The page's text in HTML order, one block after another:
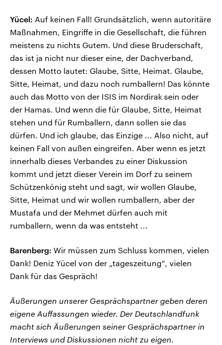
Yücel: Auf keinen Fall! Grundsätzlich, wenn autoritäre
Maßnahmen, Eingriffe in die Gesellschaft, die führen
meistens zu nichts Gutem. Und diese Bruderschaft,
das ist ja nicht nur dieser eine, der Dachverband,
dessen Motto lautet: Glaube, Sitte, Heimat. Glaube,
Sitte, Heimat, und dazu noch rumballern! Das könnte
auch das Motto von der ISIS im Nordirak sein oder
der Hamas. Und wenn die für Glaube, Sitte, Heimat
stehen und für Rumballern, dann sollen sie das
dürfen. Und ich glaube, das Einzige ... Also nicht, auf
keinen Fall von außen eingreifen. Aber wenn es jetzt
innerhalb dieses Verbandes zu einer Diskussion
kommt und jetzt dieser Verein im Dorf zu seinem
Schützenkönig steht und sagt, wir wollen Glaube,
Sitte, Heimat und wir wollen rumballern, aber der
Mustafa und der Mehmet dürfen auch mit
rumballern, wenn da was entsteht ...
Barenberg: Wir müssen zum Schluss kommen, vielen
Dank! Deniz Yücel von der „tageszeitung“, vielen
Dank für das Gespräch!
Äußerungen unserer Gesprächspartner geben deren
eigene Auffassungen wieder. Der Deutschlandfunk
macht sich Äußerungen seiner Gesprächspartner in
Interviews und Diskussionen nicht zu eigen.